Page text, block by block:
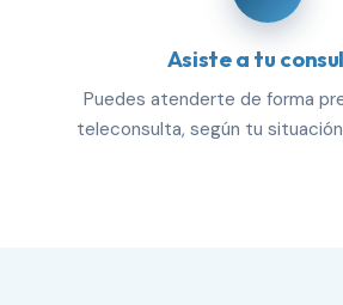
Asiste a tu
Puedes atenderte de forma
teleconsulta, según tu